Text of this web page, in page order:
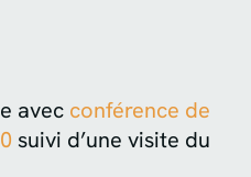
avec conférence de
suivi d’une visite du